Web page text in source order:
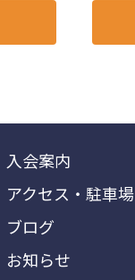
入会案内
アクセス・駐車場
ブログ
お知らせ